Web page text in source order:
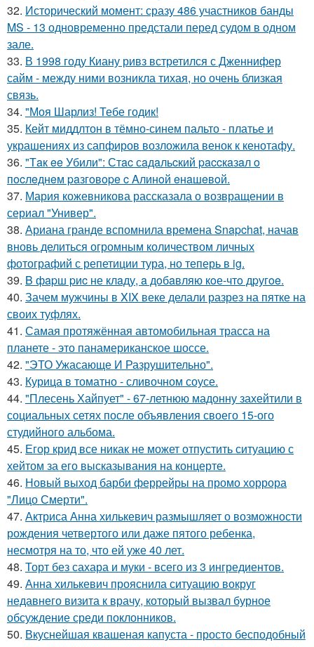
32. Исторический момент: сразу 486 участников банды
MS - 13 одновременно предстали перед судом в одном
зале.
33. В 1998 году Киану ривз встретился с Дженнифер
сайм - между ними возникла тихая, но очень близкая
связь.
34. "Моя Шарлиз! Тебе годик!
35. Кейт миддлтон в тёмно-синем пальто - платье и
украшениях из сапфиров возложила венок к кенотафу.
36. "Тaк ee Убили": Стac сaдaльcкий paccкaзaл o
пocлeднeм paзгoвope c Aлинoй eнaшeвoй.
37. Мария кожевникова рассказала о возвращении в
сериал "Универ".
38. Ариана гранде вспомнила времена Snapchat, начав
вновь делиться огромным количеством личных
фотографий с репетиции тура, но теперь в ig.
39. B фapш pиc не клaду, a дoбaвляю кoе-чтo дpугoe.
40. Зачем мужчины в XIX веке делали разрез на пятке на
своих туфлях.
41. Самая протяжённая автомобильная трасса на
планете - это панамериканское шоссе.
42. "ЭТО Ужасающе И Разрушительно".
43. Курица в томатно - сливочном соусе.
44. "Плесень Хайпует" - 67-летнюю мадонну захейтили в
социальных сетях после объявления своего 15-ого
студийного альбома.
45. Егор крид все никак не может отпустить ситуацию с
хейтом за его высказывания на концерте.
46. Новый выход барби феррейры на промо хоррора
"Лицо Смерти".
47. Актриса Анна хилькевич размышляет о возможности
рождения четвертого или даже пятого ребенка,
несмотря на то, что ей уже 40 лет.
48. Торт без сахара и муки - всего из 3 ингредиентов.
49. Анна хилькевич прояснила ситуацию вокруг
недавнего визита к врачу, который вызвал бурное
обсуждение среди поклонников.
50. Вкуснейшая квашеная капуста - просто бесподобный